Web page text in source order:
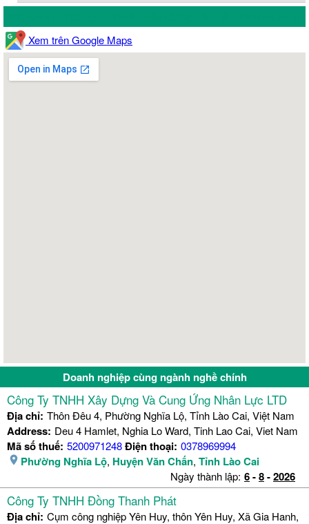
Xem trên Google Maps
Doanh nghiệp cùng ngành nghề chính
Công Ty TNHH Xây Dựng Và Cung Ứng Nhân Lực LTD
Địa chỉ: Thôn Đêu 4, Phường Nghĩa Lộ, Tỉnh Lào Cai, Việt Nam
Address: Deu 4 Hamlet, Nghia Lo Ward, Tinh Lao Cai, Viet Nam
Mã số thuế: 5200971248Điện thoại: 0378969994
Phường Nghĩa Lộ, Huyện Văn Chấn, Tỉnh Lào Cai
Ngày thành lập: 6-8-2026
Công Ty TNHH Đồng Thanh Phát
Địa chỉ: Cụm công nghiệp Yên Huy, thôn Yên Huy, Xã Gia Hanh,